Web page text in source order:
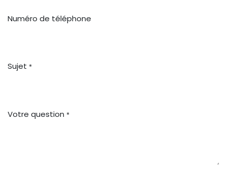
Numéro de téléphone
Sujet *
Votre question *